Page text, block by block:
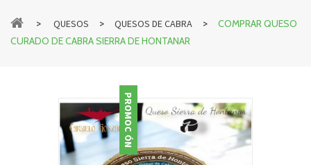
> QUESOS > QUESOS DE CABRA >
COMPRAR QUESO
CURADO DE CABRA SIERRA DE HONTANAR
PROMOCIÓN